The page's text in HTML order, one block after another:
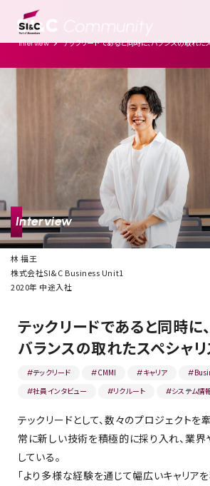
Interview テックリードであると同時に、バランスの取れたスペ
Interview
林 福王
株式会社SI&C Business Unit1
2020年 中途入社
テックリードであると同時に、
バランスの取れたスペシャ
#テックリード #CMMI #キャリア #
#社員インタビュー #リクルート #システム情
テックリードとして、数々のプロジェクトを
常に新しい技術を積極的に採り入れ、業
している。
「より多様な経験を通じて幅広いキャリア